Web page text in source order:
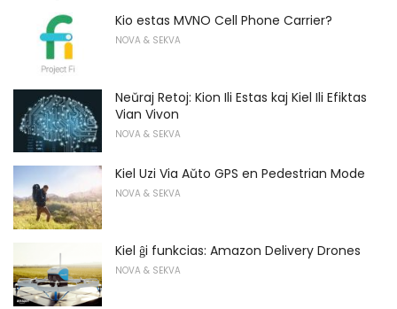
Kio estas MVNO Cell Phone Carrier?
NOVA & SEKVA
Neŭraj Retoj: Kion Ili Estas kaj Kiel Ili Efiktas
Vian Vivon
NOVA & SEKVA
Kiel Uzi Via Aŭto GPS en Pedestrian Mode
NOVA & SEKVA
Kiel ĝi funkcias: Amazon Delivery Drones
NOVA & SEKVA